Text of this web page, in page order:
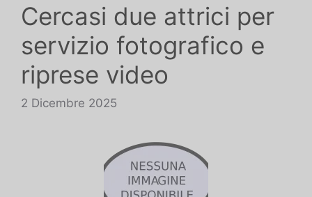
Cercasi due attrici per
servizio fotografico e
riprese video
2 Dicembre 2025